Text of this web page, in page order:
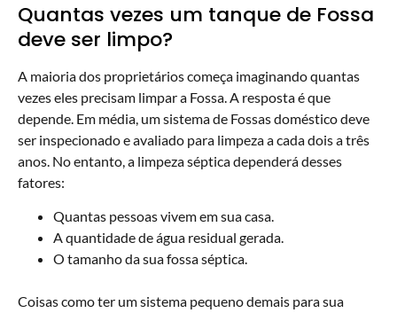
Quantas vezes um tanque de Fossa
deve ser limpo?
A maioria dos proprietários começa imaginando quantas
vezes eles precisam limpar a Fossa. A resposta é que
depende. Em média, um sistema de Fossas doméstico deve
ser inspecionado e avaliado para limpeza a cada dois a três
anos. No entanto, a limpeza séptica dependerá desses
fatores:
Quantas pessoas vivem em sua casa.
A quantidade de água residual gerada.
O tamanho da sua fossa séptica.
Coisas como ter um sistema pequeno demais para sua